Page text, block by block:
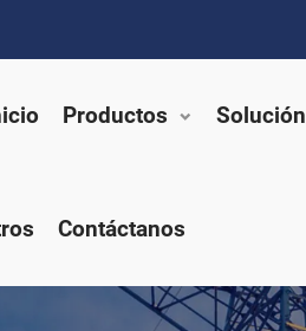
Productos Solución
Contáctanos